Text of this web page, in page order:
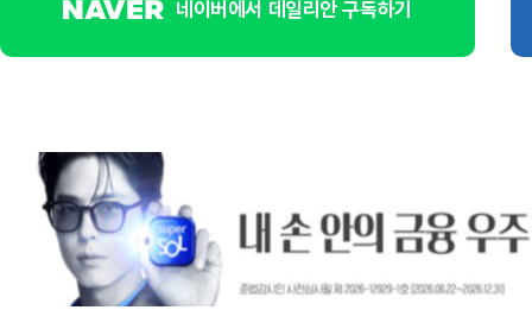
네이버에서 데일리안 구독하기